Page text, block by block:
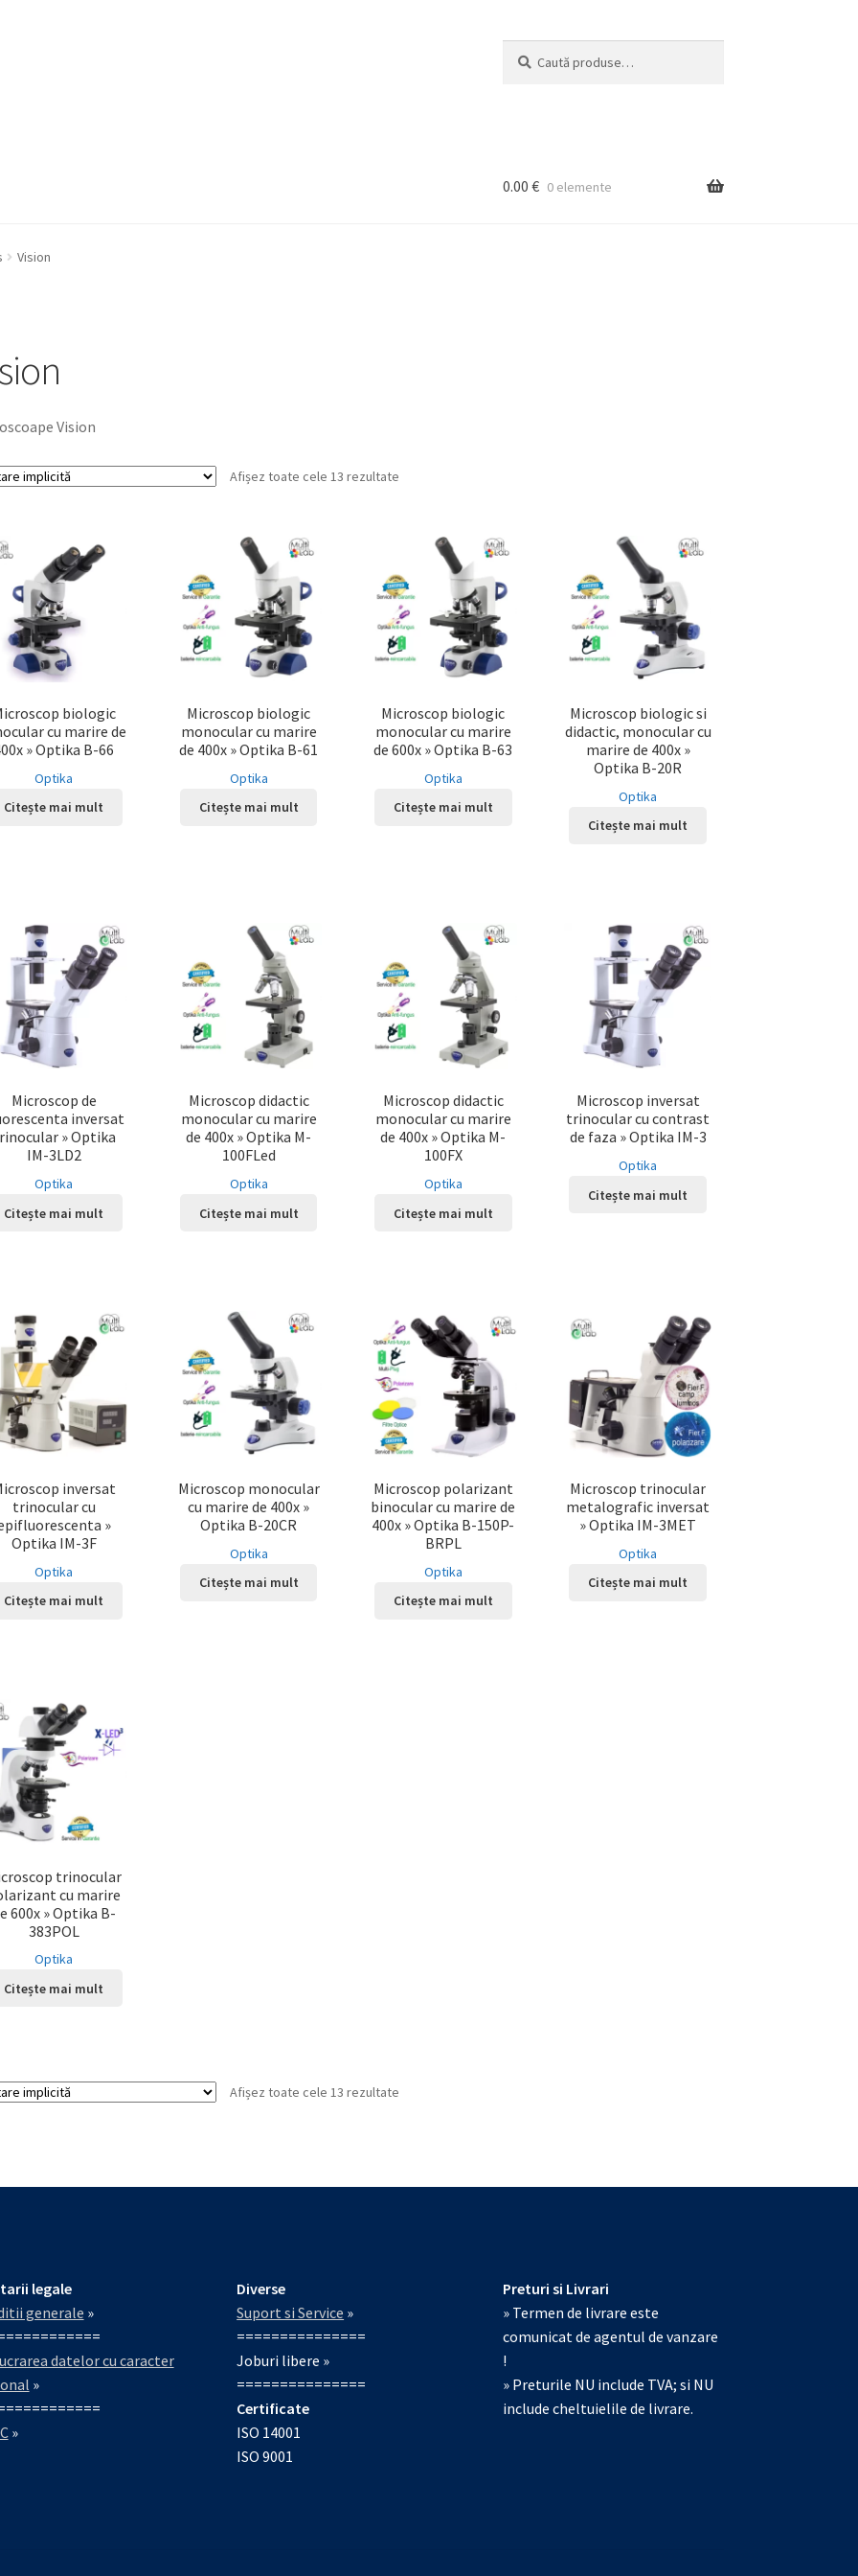
după:
0.00 € 0 elemente
Vision
Vision
Afișez toate cele 13 rezultate
biologic
cu marire de
» Optika B-66
Optika
Citește mai mult
Microscop biologic
monocular cu marire
de 400x » Optika B-61
Optika
Citește mai mult
Microscop biologic
monocular cu marire
de 600x » Optika B-63
Optika
Citește mai mult
Microscop biologic si
didactic, monocular cu
marire de 400x »
Optika B-20R
Optika
Citește mai mult
Microscop de
inversat
» Optika
IM-3LD2
Optika
Citește mai mult
Microscop didactic
monocular cu marire
de 400x » Optika M-
100FLed
Optika
Citește mai mult
Microscop didactic
monocular cu marire
de 400x » Optika M-
100FX
Optika
Citește mai mult
Microscop inversat
trinocular cu contrast
de faza » Optika IM-3
Optika
Citește mai mult
inversat
trinocular cu
»
Optika IM-3F
Optika
Citește mai mult
Microscop monocular
cu marire de 400x »
Optika B-20CR
Optika
Citește mai mult
Microscop polarizant
binocular cu marire de
400x » Optika B-150P-
BRPL
Optika
Citește mai mult
Microscop trinocular
metalografic inversat
» Optika IM-3MET
Optika
Citește mai mult
trinocular
cu marire
600x » Optika B-
383POL
Optika
Citește mai mult
Afișez toate cele 13 rezultate
legale
generale »
datelor cu caracter
»
»
Diverse
Suport si Service »
===============
Joburi libere »
===============
Certificate
ISO 14001
ISO 9001
Preturi si Livrari
» Termen de livrare este
comunicat de agentul de vanzare
!
» Preturile NU include TVA; si NU
include cheltuielile de livrare.